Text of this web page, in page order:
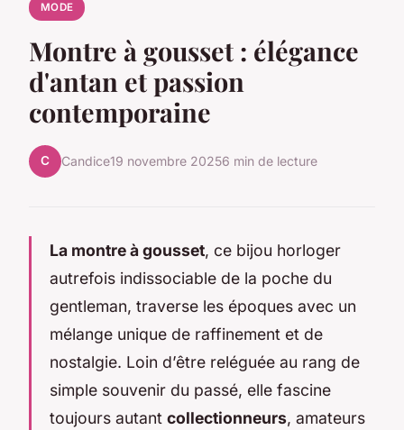
MODE
Montre à gousset : élégance
d'antan et passion
contemporaine
C Candice19 novembre 20256 min de lecture
La montre à gousset, ce bijou horloger
autrefois indissociable de la poche du
gentleman, traverse les époques avec un
mélange unique de raffinement et de
nostalgie. Loin d’être reléguée au rang de
simple souvenir du passé, elle fascine
toujours autant collectionneurs, amateurs